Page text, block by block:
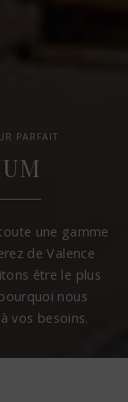
PARFAIT
une gamme
de Valence
être le plus
nous
vos besoins.